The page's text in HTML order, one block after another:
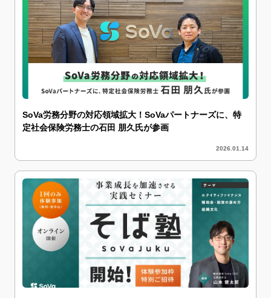
SoVa労務分野の対応領域拡大！SoVaパートナーズに、特
定社会保険労務士の石田 朋久氏が参画
2026.01.14